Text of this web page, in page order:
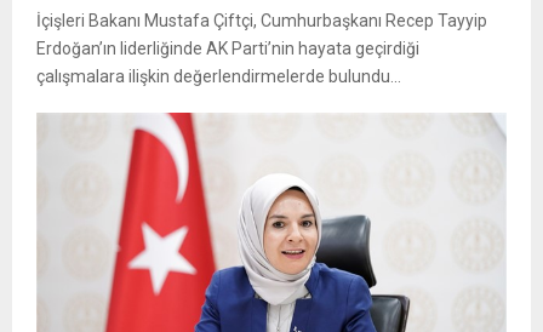
İçişleri Bakanı Mustafa Çiftçi, Cumhurbaşkanı Recep Tayyip
Erdoğan’ın liderliğinde AK Parti’nin hayata geçirdiği
çalışmalara ilişkin değerlendirmelerde bulundu...